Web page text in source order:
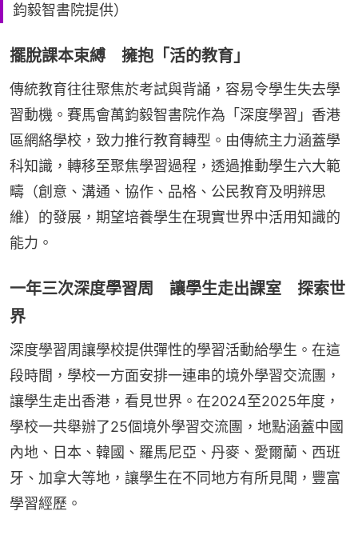
鈞毅智書院提供）
擺脫課本束縛 擁抱「活的教育」
傳統教育往往聚焦於考試與背誦，容易令學生失去學
習動機。賽馬會萬鈞毅智書院作為「深度學習」香港
區網絡學校，致力推行教育轉型。由傳統主力涵蓋學
科知識，轉移至聚焦學習過程，透過推動學生六大範
疇（創意、溝通、協作、品格、公民教育及明辨思
維）的發展，期望培養學生在現實世界中活用知識的
能力。
一年三次深度學習周 讓學生走出課室 探索世
界
深度學習周讓學校提供彈性的學習活動給學生。在這
段時間，學校一方面安排一連串的境外學習交流團，
讓學生走出香港，看見世界。在2024至2025年度，
學校一共舉辦了25個境外學習交流團，地點涵蓋中國
內地、日本、韓國、羅馬尼亞、丹麥、愛爾蘭、西班
牙、加拿大等地，讓學生在不同地方有所見聞，豐富
學習經歷。